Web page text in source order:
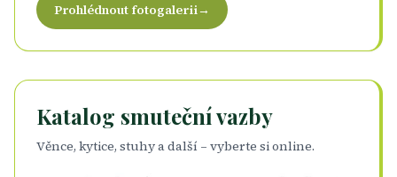
Prohlédnout fotogalerii→
Katalog smuteční vazby
Věnce, kytice, stuhy a další – vyberte si online.